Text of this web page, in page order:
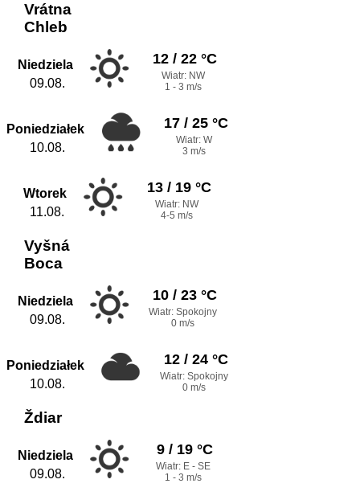
Vrátna
Chleb
Niedziela
09.08.
12 / 22 °C
Wiatr: NW
1 - 3 m/s
Poniedziałek
10.08.
17 / 25 °C
Wiatr: W
3 m/s
Wtorek
11.08.
13 / 19 °C
Wiatr: NW
4-5 m/s
Vyšná
Boca
Niedziela
09.08.
10 / 23 °C
Wiatr: Spokojny
0 m/s
Poniedziałek
10.08.
12 / 24 °C
Wiatr: Spokojny
0 m/s
Ždiar
Niedziela
09.08.
9 / 19 °C
Wiatr: E - SE
1 - 3 m/s